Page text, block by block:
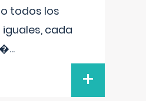
todos los
cada
...
+